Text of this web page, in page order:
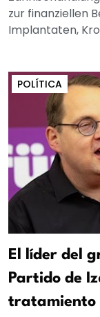
zur finanziellen
Implantaten,
POLÍTICA
El líder del
Partido de
tratamiento